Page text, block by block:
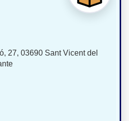
27, 03690 Sant Vicent del